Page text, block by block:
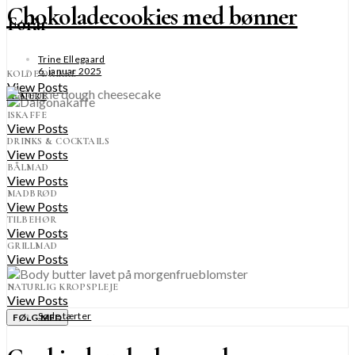
Forår
KOLDE DRIKKE
View Posts
ISKAFFE
View Posts
DRINKS & COCKTAILS
View Posts
BÅLMAD
View Posts
MADBRØD
View Posts
TILBEHØR
View Posts
GRILLMAD
View Posts
NATURLIG KROPSPLEJE
View Posts
FØLG MED
Chokoladecookies med bønner
Trine Ellegaard
6. januar 2025
SE MERE
Søde tærter